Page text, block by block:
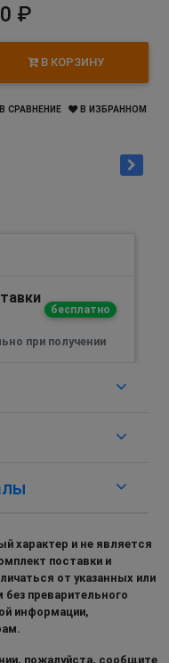
₽
В КОРЗИНУ
В СРАВНЕНИЕ В ИЗБРАННОМ
бесплатно
при получении
характер и не является
поставки и
от указанных или
преварительного
информации,
пожалуйста, сообщите